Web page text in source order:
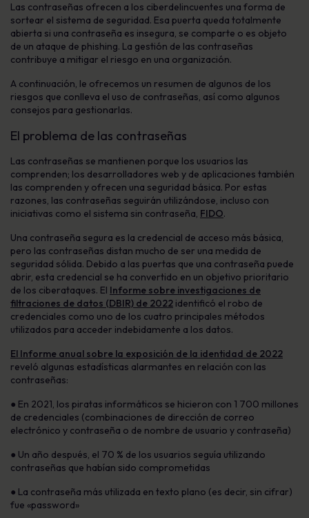
Las contraseñas ofrecen a los ciberdelincuentes una forma de
sortear el sistema de seguridad. Esa puerta queda totalmente
abierta si una contraseña es insegura, se comparte o es objeto
de un ataque de phishing. La gestión de las contraseñas
contribuye a mitigar el riesgo en una organización.
A continuación, le ofrecemos un resumen de algunos de los
riesgos que conlleva el uso de contraseñas, así como algunos
consejos para gestionarlas.
El problema de las contraseñas
Las contraseñas se mantienen porque los usuarios las
comprenden; los desarrolladores web y de aplicaciones también
las comprenden y ofrecen una seguridad básica. Por estas
razones, las contraseñas seguirán utilizándose, incluso con
iniciativas como el sistema sin contraseña, FIDO.
Una contraseña segura es la credencial de acceso más básica,
pero las contraseñas distan mucho de ser una medida de
seguridad sólida. Debido a las puertas que una contraseña puede
abrir, esta credencial se ha convertido en un objetivo prioritario
de los ciberataques. El Informe sobre investigaciones de
filtraciones de datos (DBIR) de 2022 identificó el robo de
credenciales como uno de los cuatro principales métodos
utilizados para acceder indebidamente a los datos.
El Informe anual sobre la exposición de la identidad de 2022
reveló algunas estadísticas alarmantes en relación con las
contraseñas:
● En 2021, los piratas informáticos se hicieron con 1 700 millones
de credenciales (combinaciones de dirección de correo
electrónico y contraseña o de nombre de usuario y contraseña)
● Un año después, el 70 % de los usuarios seguía utilizando
contraseñas que habían sido comprometidas
● La contraseña más utilizada en texto plano (es decir, sin cifrar)
fue «password»